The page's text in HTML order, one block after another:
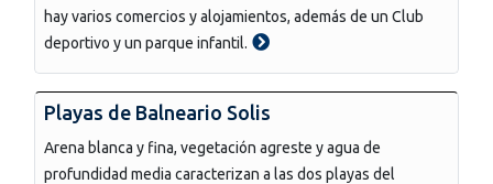
hay varios comercios y alojamientos, además de un Club
deportivo y un parque infantil.
Playas de Balneario Solis
Arena blanca y fina, vegetación agreste y agua de
profundidad media caracterizan a las dos playas del